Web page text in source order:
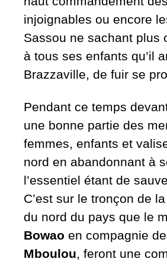
injoignables ou encore
Sassou ne sachant plus
à tous ses enfants qu’il
Brazzaville, de fuir se
Pendant ce temps
une bonne partie des
femmes, enfants et
nord en abandonnant à
l’essentiel étant de
C’est sur le tronçon de
du nord du pays que le
Bowao en compagnie
Mboulou, feront une